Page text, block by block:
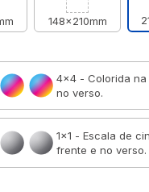
148x210mm
4×4 - Colorida
no verso.
1×1 - Escala de
frente e no verso.